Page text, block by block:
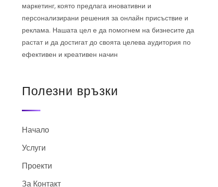
маркетинг, която предлага иновативни и
персонализирани решения за онлайн присъствие и
реклама. Нашата цел е да помогнем на бизнесите да
растат и да достигат до своята целева аудитория по
ефективен и креативен начин
Полезни връзки
Начало
Услуги
Проекти
За Контакт